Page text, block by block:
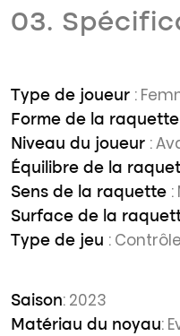
03.
Type de joueur :
Forme de la raquette
Niveau du joueur :
Équilibre de la
Sens de la raquette :
Surface de la
Type de jeu : Contrôle
Saison: 2023
Matériau du noyau: